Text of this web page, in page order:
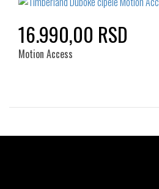
Izaberi željeni broj:
16.990,00 RSD
Motion Access